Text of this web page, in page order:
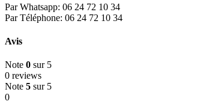
Par Whatsapp: 06 24 72 10 34
Par Téléphone: 06 24 72 10 34
Avis
Note 0 sur 5
0 reviews
Note 5 sur 5
0